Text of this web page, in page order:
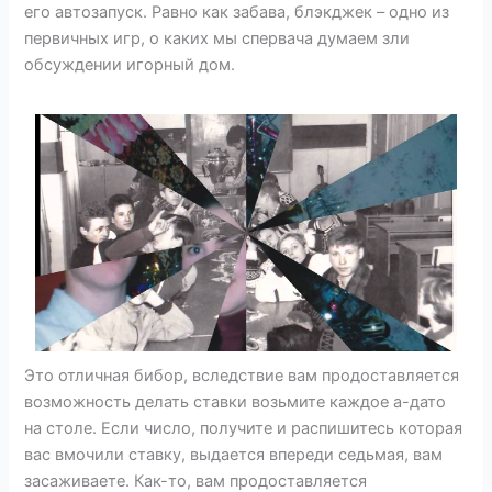
его автозапуск. Равно как забава, блэкджек – одно из
первичных игр, о каких мы спервача думаем зли
обсуждении игорный дом.
Это отличная бибор, вследствие вам продоставляется
возможность делать ставки возьмите каждое а-дато
на столе. Если число, получите и распишитесь которая
вас вмочили ставку, выдается впереди седьмая, вам
засаживаете. Как-то, вам продоставляется